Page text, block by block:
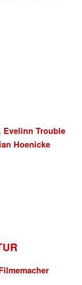
Evelinn Trouble
Hoenicke